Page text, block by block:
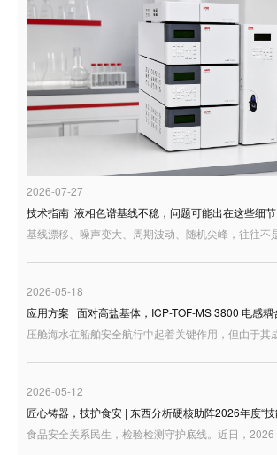
2026-07-27
技术指南 |液相色谱基线不稳，问题可能出在这些细节
2026-05-18
2026-05-12